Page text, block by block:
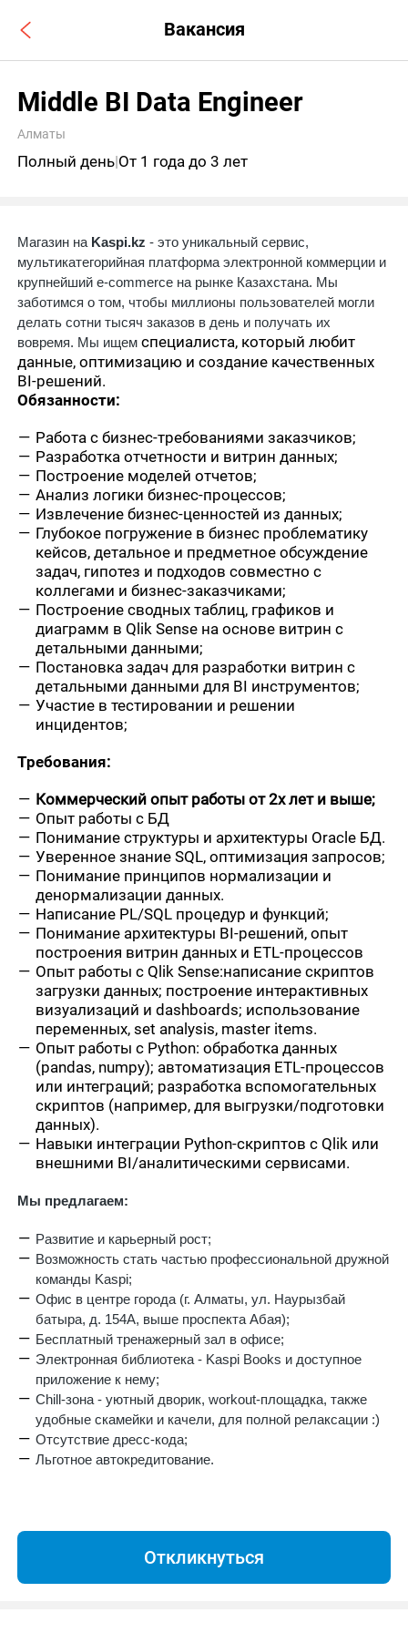
Вакансия
Middle BI Data Engineer
Алматы
Полный день|От 1 года до 3 лет
Магазин на Kaspi.kz - это уникальный сервис,
мультикатегорийная платформа электронной коммерции и
крупнейший e-commerce на рынке Казахстана. Мы
заботимся о том, чтобы миллионы пользователей могли
делать сотни тысяч заказов в день и получать их
вовремя. Мы ищемспециалиста, который любит
данные, оптимизацию и создание качественных
BI-решений.
Обязанности:
Работа с бизнес-требованиями заказчиков;
Разработка отчетности и витрин данных;
Построение моделей отчетов;
Анализ логики бизнес-процессов;
Извлечение бизнес-ценностей из данных;
Глубокое погружение в бизнес проблематику
кейсов, детальное и предметное обсуждение
задач, гипотез и подходов совместно с
коллегами и бизнес-заказчиками;
Построение сводных таблиц, графиков и
диаграмм в Qlik Sense на основе витрин с
детальными данными;
Постановка задач для разработки витрин с
детальными данными для BI инструментов;
Участие в тестировании и решении
инцидентов;
Требования:
Коммерческий опыт работы от 2х лет и выше;
Опыт работы с БД
Понимание структуры и архитектуры Oracle БД.
Уверенное знание SQL, оптимизация запросов;
Понимание принципов нормализации и
денормализации данных.
Написание PL/SQL процедур и функций;
Понимание архитектуры BI-решений, опыт
построения витрин данных и ETL-процессов
Опыт работы с Qlik Sense:написание скриптов
загрузки данных; построение интерактивных
визуализаций и dashboards; использование
переменных, set analysis, master items.
Опыт работы с Python: обработка данных
(pandas, numpy); автоматизация ETL-процессов
или интеграций; разработка вспомогательных
скриптов (например, для выгрузки/подготовки
данных).
Навыки интеграции Python-скриптов с Qlik или
внешними BI/аналитическими сервисами.
Мы предлагаем:
Развитие и карьерный рост;
Возможность стать частью профессиональной дружной
команды Kaspi;
Офис в центре города (г. Алматы, ул. Наурызбай
батыра, д. 154А, выше проспекта Абая);
Бесплатный тренажерный зал в офисе;
Электронная библиотека - Kaspi Books и доступное
приложение к нему;
Chill-зона - уютный дворик, workout-площадка, также
удобные скамейки и качели, для полной релаксации :)
Отсутствие дресс-кода;
Льготное автокредитование.
Откликнуться